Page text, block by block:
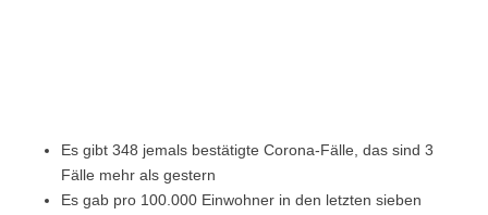
Es gibt 348 jemals bestätigte Corona-Fälle, das sind 3
Fälle mehr als gestern
Es gab pro 100.000 Einwohner in den letzten sieben